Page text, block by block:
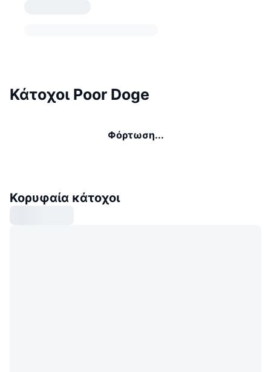
Κάτοχοι Poor Doge
Φόρτωση...
Κορυφαία κάτοχοι